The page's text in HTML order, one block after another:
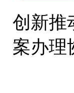
创新推
案办理